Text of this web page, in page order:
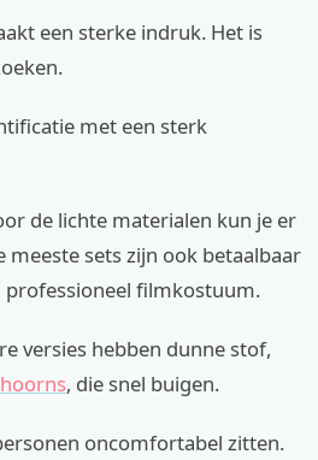
een sterke indruk. Het is
met een sterk
de lichte materialen kun je er
sets zijn ook betaalbaar
professioneel filmkostuum.
versies hebben dunne stof,
, die snel buigen.
oncomfortabel zitten.